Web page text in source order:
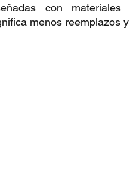
con
menos reemplazos